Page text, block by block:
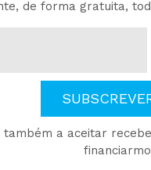
de forma gratuita,
a aceitar